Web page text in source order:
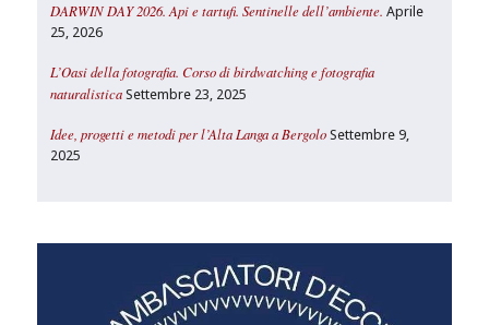
DARWIN DAY 2026. Api e tartufi. Sentinelle dell’ambiente. Aprile
25, 2026
L’Oasi della fotografia. Corso di birdwatching e fotografia
naturalistica Settembre 23, 2025
Idee, progetti e metodi per l’Alta Langa a Bergolo Settembre 9,
2025